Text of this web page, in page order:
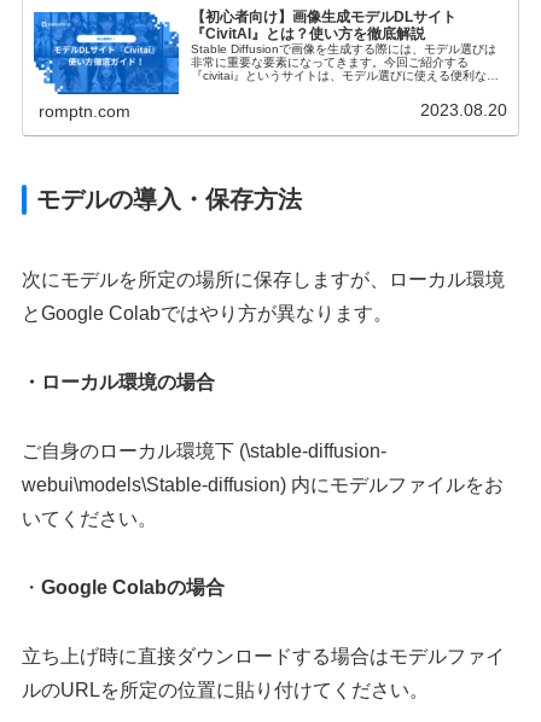
【初心者向け】画像生成モデルDLサイト
『CivitAI』とは？使い方を徹底解説
Stable Diffusionで画像を生成する際には、モデル選びは
非常に重要な要素になってきます。今回ご紹介する
『civitai』というサイトは、モデル選びに使える便利なサ
ード方法や、商用利用などについて詳しく解説します！
romptn.com 2023.08.20
モデルの導入・保存方法
次にモデルを所定の場所に保存しますが、ローカル環境
とGoogle Colabではやり方が異なります。
・ローカル環境の場合
ご自身のローカル環境下 (\stable-diffusion-
webui\models\Stable-diffusion) 内にモデルファイルをお
いてください。
・Google Colabの場合
立ち上げ時に直接ダウンロードする場合はモデルファイ
ルのURLを所定の位置に貼り付けてください。